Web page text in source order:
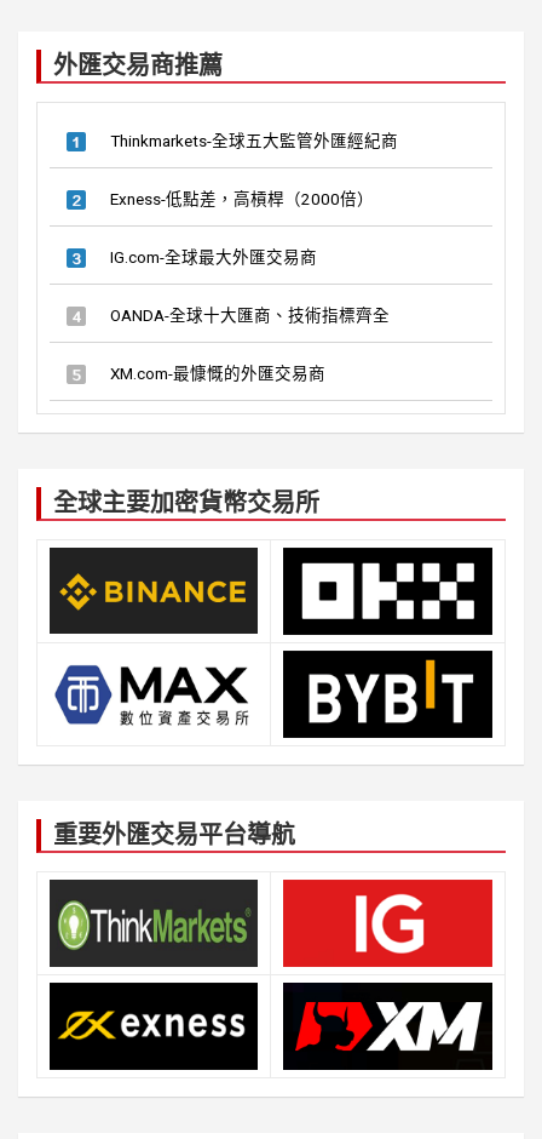
外匯交易商推薦
Thinkmarkets-全球五大監管外匯經紀商
Exness-低點差，高槓桿（2000倍）
IG.com-全球最大外匯交易商
OANDA-全球十大匯商、技術指標齊全
XM.com-最慷慨的外匯交易商
全球主要加密貨幣交易所
重要外匯交易平台導航